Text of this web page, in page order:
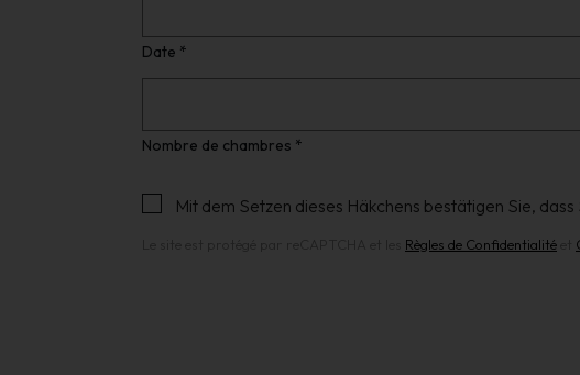
Date *
Nombre de chambres *
Mit dem Setzen dieses Häkchens bestätigen Sie, dass
Règles de Confidentialité